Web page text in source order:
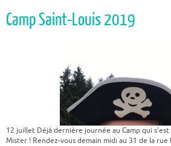
Camp Saint-Louis 2019
12 juillet Déjà dernière journée au Camp qui
Mister ! Rendez-vous demain midi au 31 de la